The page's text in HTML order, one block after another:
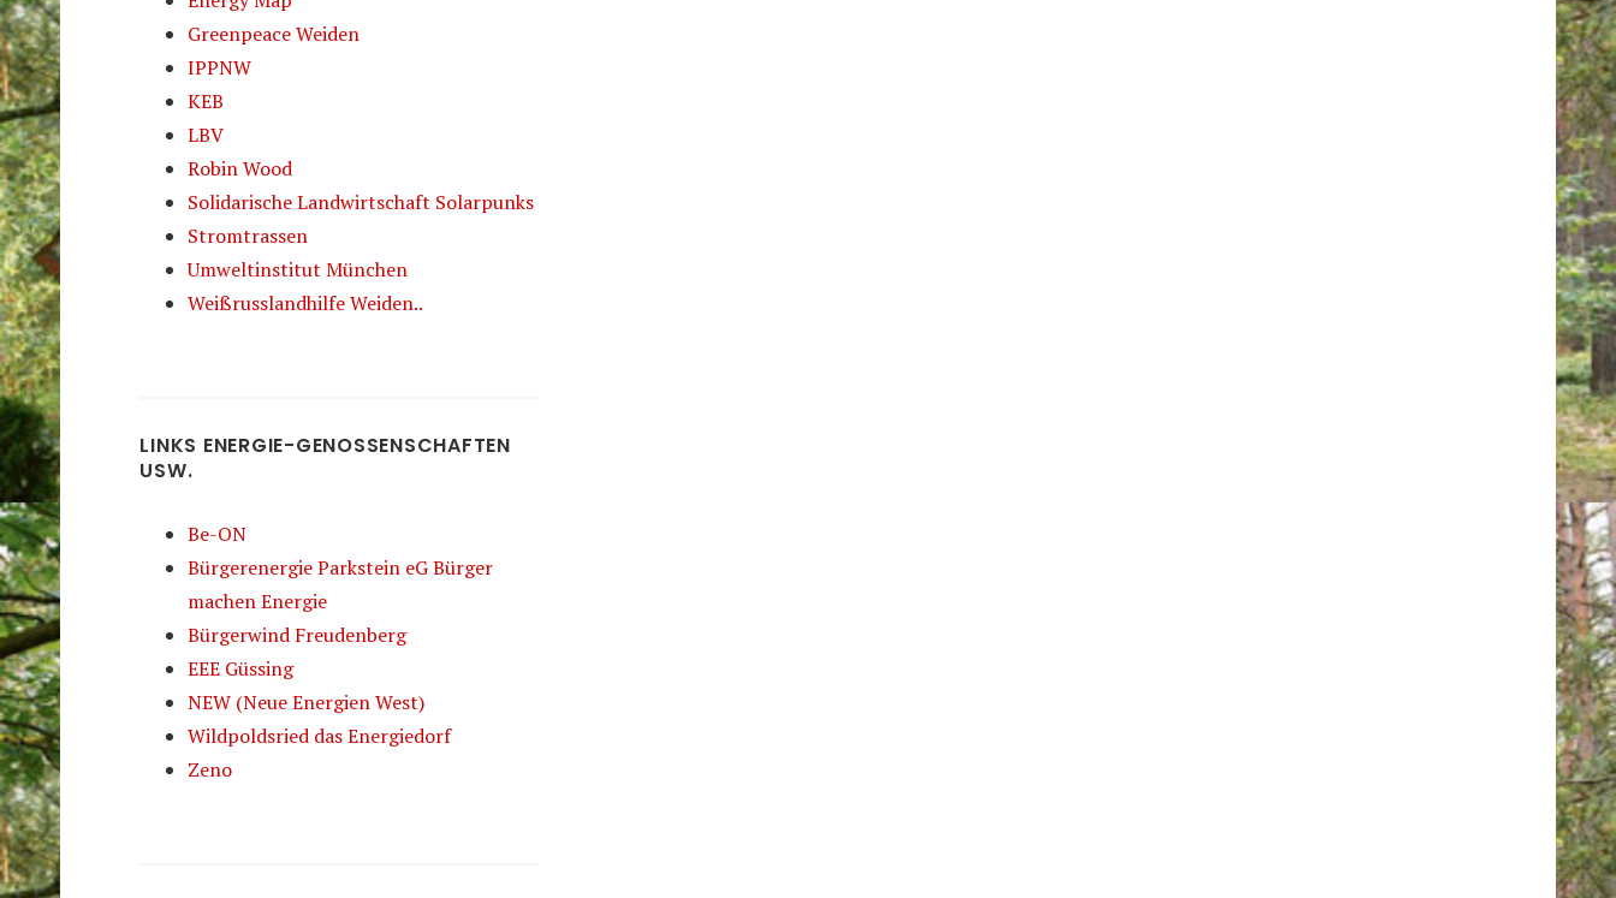
Greenpeace Weiden
IPPNW
KEB
LBV
Robin Wood
Solidarische Landwirtschaft Solarpunks
Stromtrassen
Umweltinstitut München
Weißrusslandhilfe Weiden..
LINKS ENERGIE-GENOSSENSCHAFTEN
USW.
Be-ON
Bürgerenergie Parkstein eG Bürger
machen Energie
Bürgerwind Freudenberg
EEE Güssing
NEW (Neue Energien West)
Wildpoldsried das Energiedorf
Zeno